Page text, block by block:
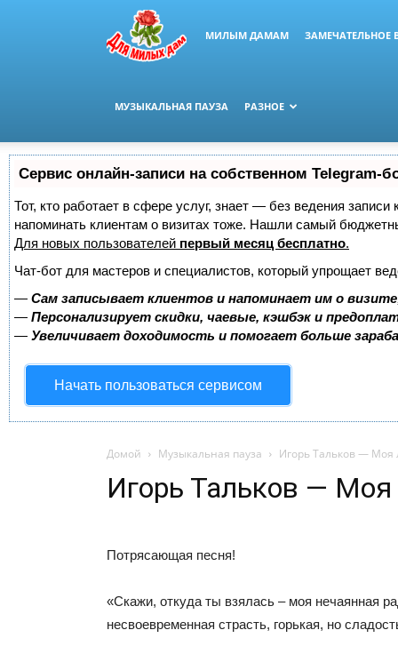
МИЛЫМ ДАМАМ ЗАМЕЧАТЕЛЬНОЕ
МУЗЫКАЛЬНАЯ ПАУЗА РАЗНОЕ
Сервис онлайн-записи на собственном Telegram-
Тот, кто работает в сфере услуг, знает — без ведения
напоминать клиентам о визитах тоже. Нашли самый
Для новых пользователей первый месяц бесплатно.
Чат-бот для мастеров и специалистов, который упрощает
— Сам записывает клиентов и напоминает им о
— Персонализирует скидки, чаевые, кэшбэк и
— Увеличивает доходимость и помогает больше
Начать пользоваться сервисом
Домой Музыкальная пауза Игорь Тальков — Моя
Игорь Тальков —
Потрясающая песня!
«Скажи, откуда ты взялась – моя нечаянная
несвоевременная страсть, горькая, но